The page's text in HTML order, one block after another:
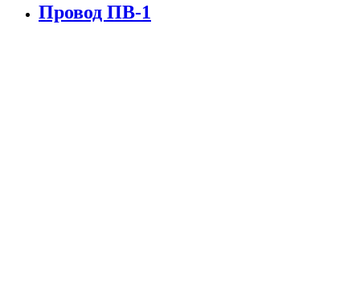
Провод ПВ-1